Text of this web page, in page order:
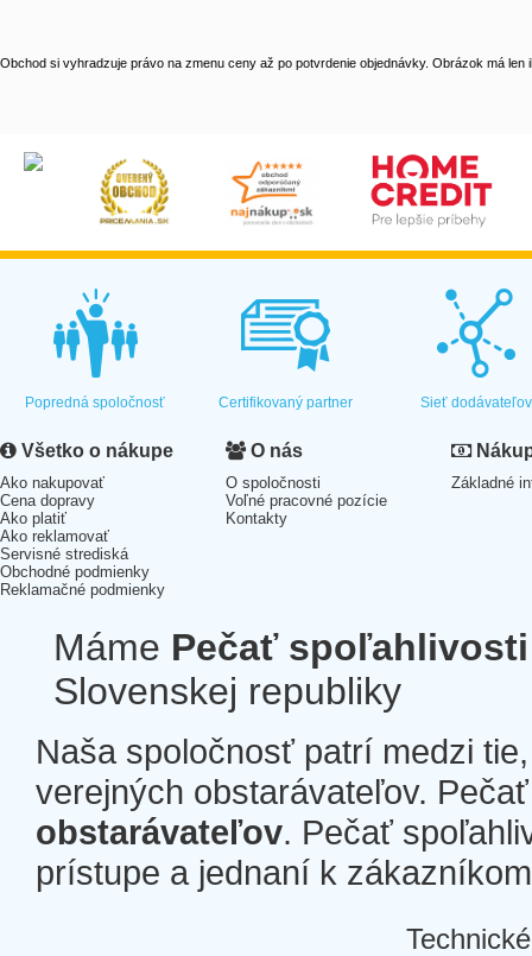
Obchod si vyhradzuje právo na zmenu ceny až po potvrdenie objednávky. Obrázok má len
Popredná spoločnosť Certifikovaný partner Sieť dodávateľov
Všetko o nákupe
Ako nakupovať
Cena dopravy
Ako platiť
Ako reklamovať
Servisné strediská
Obchodné podmienky
Reklamačné podmienky
O nás
O spoločnosti
Voľné pracovné pozície
Kontakty
Základné
Máme Pečať spoľahlivosti
Slovenskej republiky
Naša spoločnosť patrí medzi
verejných obstarávateľov.
obstarávateľov. Pečať
prístupe a jednaní k